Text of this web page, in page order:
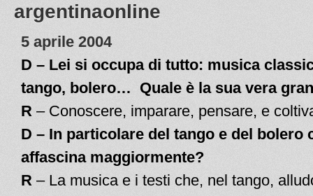
argentinaonline
5 aprile 2004
D – Lei si occupa di tutto: musica
tango, bolero… Quale è la sua vera
R – Conoscere, imparare, pensare, e
D – In particolare del tango e del bolero
affascina maggiormente?
R – La musica e i testi che, nel tango,